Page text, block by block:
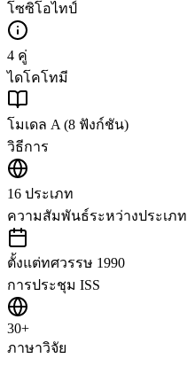
โซซิโอไทป์
4 คู่
ไดโคโทมี
โมเดล A (8 ฟังก์ชัน)
วิธีการ
16 ประเภท
ความสัมพันธ์ระหว่างประเภท
ตั้งแต่ทศวรรษ 1990
การประชุม ISS
30+
ภาษาวิจัย